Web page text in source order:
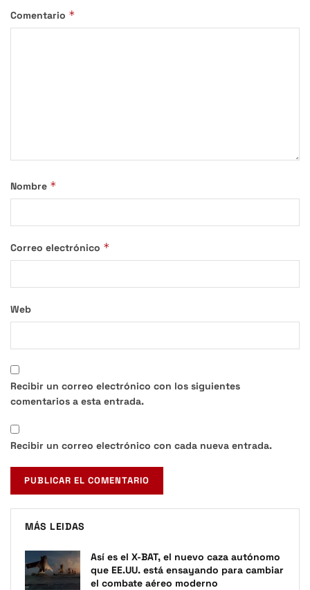
Comentario *
Nombre *
Correo electrónico *
Web
Recibir un correo electrónico con los siguientes
comentarios a esta entrada.
Recibir un correo electrónico con cada nueva entrada.
MÁS LEIDAS
Así es el X-BAT, el nuevo caza autónomo
que EE.UU. está ensayando para cambiar
el combate aéreo moderno